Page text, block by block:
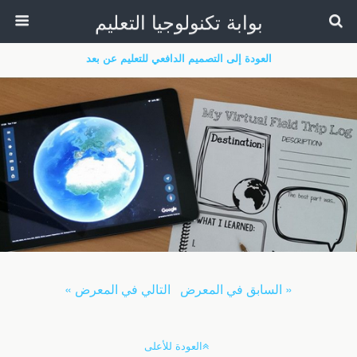
بوابة تكنولوجيا التعليم
العودة إلى التصميم الدافعي للتعليم عن بعد
« السابق في المعرض التالي في المعرض »
العودة للأعلى